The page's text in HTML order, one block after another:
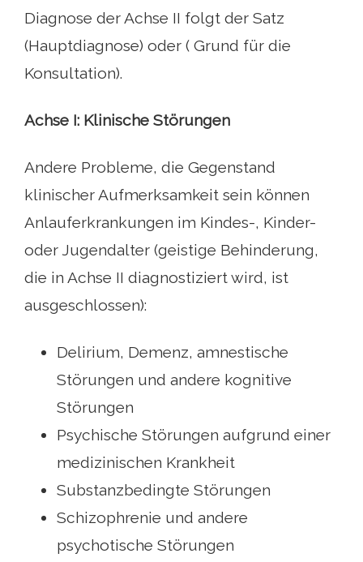
Diagnose der Achse II folgt der Satz
(Hauptdiagnose) oder ( Grund für die
Konsultation).
Achse I: Klinische Störungen
Andere Probleme, die Gegenstand
klinischer Aufmerksamkeit sein können
Anlauferkrankungen im Kindes-, Kinder-
oder Jugendalter (geistige Behinderung,
die in Achse II diagnostiziert wird, ist
ausgeschlossen):
Delirium, Demenz, amnestische
Störungen und andere kognitive
Störungen
Psychische Störungen aufgrund einer
medizinischen Krankheit
Substanzbedingte Störungen
Schizophrenie und andere
psychotische Störungen